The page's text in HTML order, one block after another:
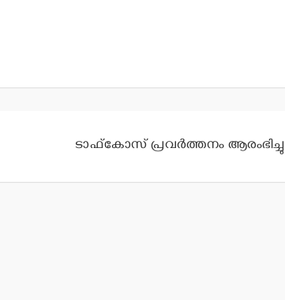
ടാഫ്കോസ് പ്രവര്‍ത്തനം ആരംഭിച്ചു